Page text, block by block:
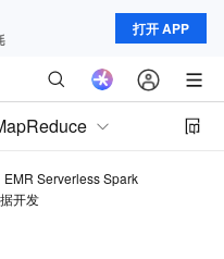
打开 APP
EMR Serverless Spark
开发